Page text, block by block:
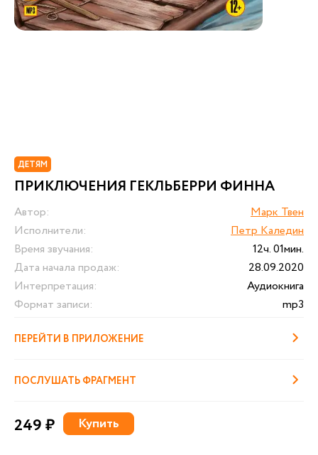
ДЕТЯМ
ПРИКЛЮЧЕНИЯ ГЕКЛЬБЕРРИ ФИННА
Автор:
Марк Твен
Исполнители:
Петр Каледин
Время звучания:
12ч. 01мин.
Дата начала продаж:
28.09.2020
Интерпретация:
Аудиокнига
Формат записи:
mp3
ПЕРЕЙТИ В ПРИЛОЖЕНИЕ
ПОСЛУШАТЬ ФРАГМЕНТ
249 ₽ Купить